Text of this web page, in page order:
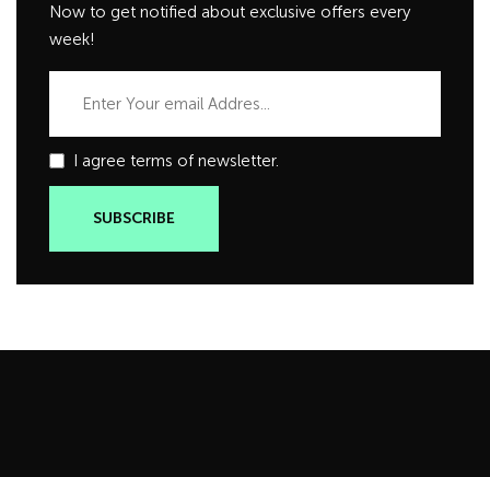
Now to get notified about exclusive offers every
week!
I agree terms of newsletter.